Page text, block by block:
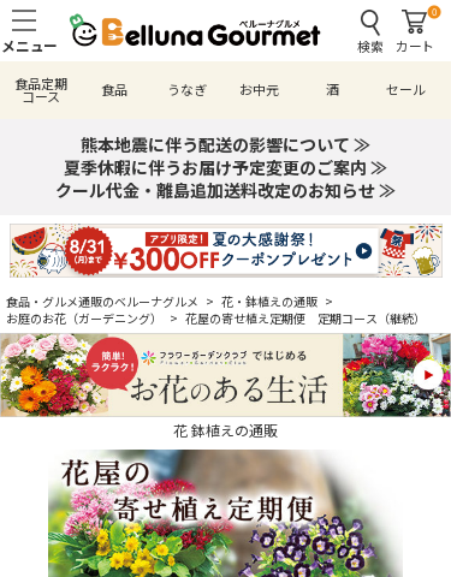
検索
0
カート
食品定期
コース 食品 うなぎ お中元 酒 セール
熊本地震に伴う配送の影響について ≫
夏季休暇に伴うお届け予定変更のご案内 ≫
クール代金・離島追加送料改定のお知らせ ≫
食品・グルメ通販のベルーナグルメ > 花・鉢植えの通販 >
お庭のお花（ガーデニング）
> 花屋の寄せ植え定期便 定期コース（継続）
花 鉢植えの通販